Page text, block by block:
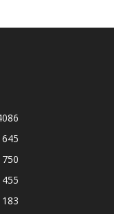
750
455
183